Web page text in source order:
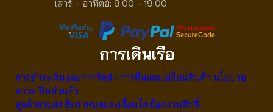
เสาร์ - อาทิตย์: 9.00 - 19.00
การเดินเรือ
การชําระเงินและการจัดส่ง การคืนและเปลี่ยนสินค้า นโยบาย
ความเป็นส่วนตัว
ลูกค้าขายส่ง ข้อกําหนดและเงื่อนไข ข้อสงวนสิทธิ์